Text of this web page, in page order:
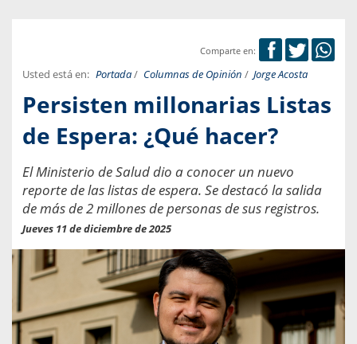
Comparte en:
Usted está en: Portada/ Columnas de Opinión / Jorge Acosta
Persisten millonarias Listas
de Espera: ¿Qué hacer?
El Ministerio de Salud dio a conocer un nuevo
reporte de las listas de espera. Se destacó la salida
de más de 2 millones de personas de sus registros.
Jueves 11 de diciembre de 2025